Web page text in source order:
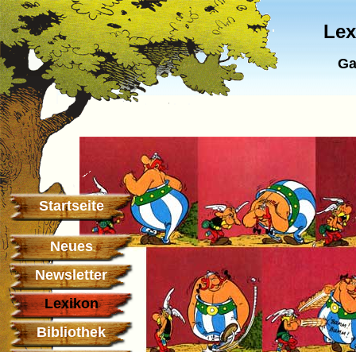
Startseite
Neues
Newsletter
Lexikon
Bibliothek